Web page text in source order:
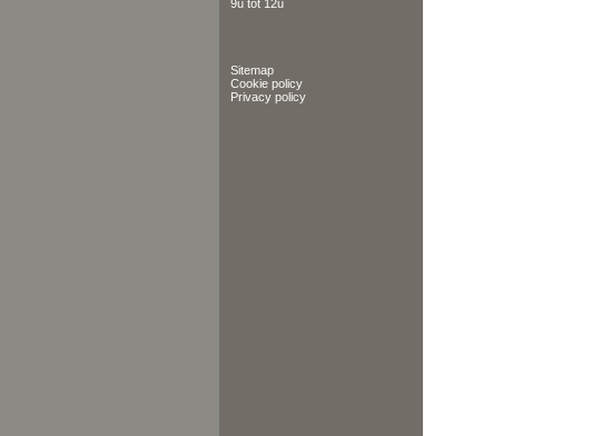
9u tot 12u
Sitemap
Cookie policy
Privacy policy